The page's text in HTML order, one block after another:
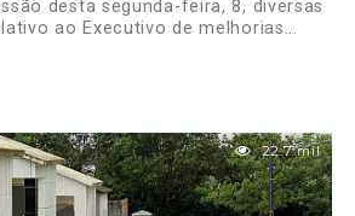
desta segunda-feira, 8, diversas
ao Executivo de melhorias...
22.7 mil